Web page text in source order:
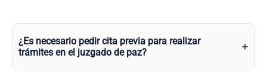
¿Es necesario pedir cita previa para realizar
trámites en el juzgado de paz?